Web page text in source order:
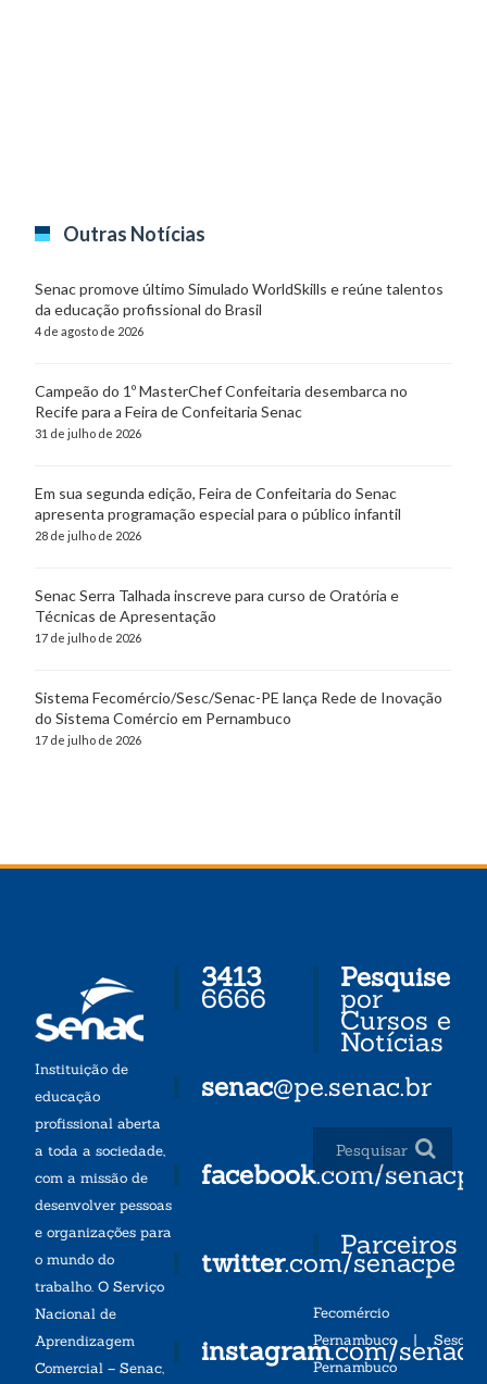
Outras Notícias
Senac promove último Simulado WorldSkills e reúne talentos
da educação profissional do Brasil
4 de agosto de 2026
Campeão do 1º MasterChef Confeitaria desembarca no
Recife para a Feira de Confeitaria Senac
31 de julho de 2026
Em sua segunda edição, Feira de Confeitaria do Senac
apresenta programação especial para o público infantil
28 de julho de 2026
Senac Serra Talhada inscreve para curso de Oratória e
Técnicas de Apresentação
17 de julho de 2026
Sistema Fecomércio/Sesc/Senac-PE lança Rede de Inovação
do Sistema Comércio em Pernambuco
17 de julho de 2026
Instituição de
educação
profissional aberta
a toda a sociedade,
com a missão de
desenvolver pessoas
e organizações para
o mundo do
trabalho. O Serviço
Nacional de
Aprendizagem
Comercial – Senac,
3413
6666
senac@pe.senac.br
facebook.com/senacpe
twitter.com/senacpe
instagram.com/
Pesquise
por
Cursos e
Notícias
Parceiros
Fecomércio
Pernambuco| Sesc
Pernambuco